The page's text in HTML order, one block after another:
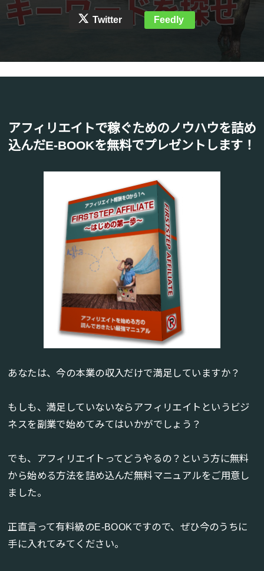
Twitter Feedly
アフィリエイトで稼ぐためのノウハウを詰め
込んだE-BOOKを無料でプレゼントします！
あなたは、今の本業の収入だけで満足していますか？
もしも、満足していないならアフィリエイトというビジ
ネスを副業で始めてみてはいかがでしょう？
でも、アフィリエイトってどうやるの？という方に無料
から始める方法を詰め込んだ無料マニュアルをご用意し
ました。
正直言って有料級のE-BOOKですので、ぜひ今のうちに
手に入れてみてください。